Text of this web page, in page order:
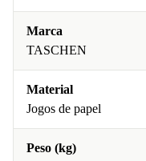
Marca
TASCHEN
Material
Jogos de papel
Peso (kg)